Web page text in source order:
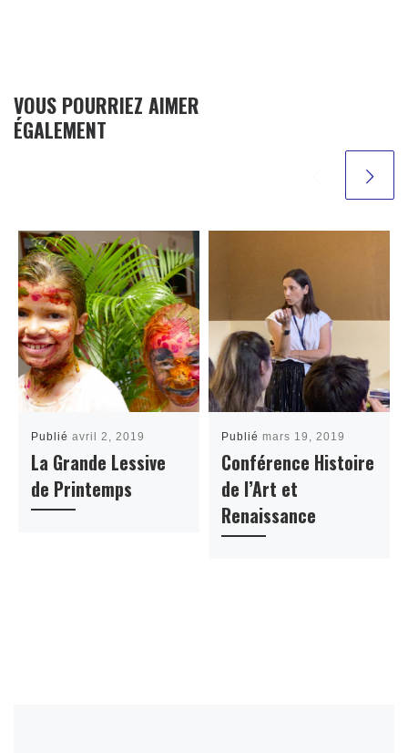
VOUS POURRIEZ AIMER
ÉGALEMENT
Publiéavril 2, 2019
La Grande Lessive
de Printemps
Publiémars 19, 2019
Conférence Histoire
de l’Art et
Renaissance